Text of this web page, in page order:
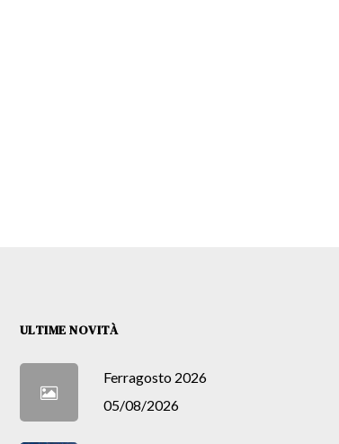
ULTIME NOVITÀ
Ferragosto 2026
05/08/2026